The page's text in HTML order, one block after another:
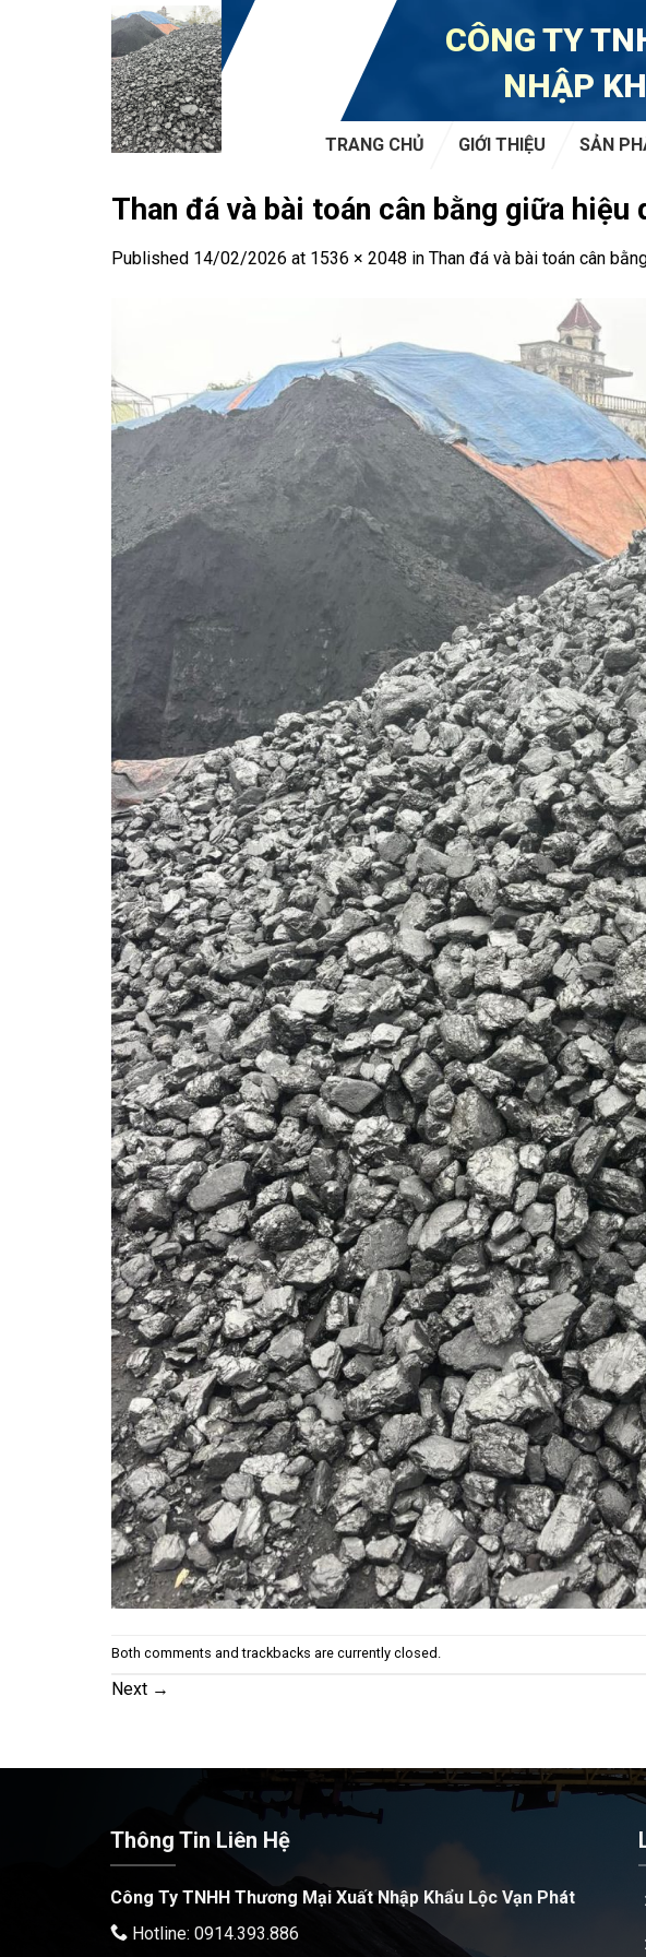
CÔNG TY
NHẬP
TRANG CHỦ GIỚI THIỆU SẢN
Than đá và bài toán cân bằng giữa
Published 14/02/2026 at 1536 × 2048 in Than đá và bài toán cân
Both comments and trackbacks are currently closed.
Next →
Thông Tin Liên Hệ
Công Ty TNHH Thương Mại Xuất Nhập Khẩu Lộc Vạn Phát
Hotline: 0914.393.886